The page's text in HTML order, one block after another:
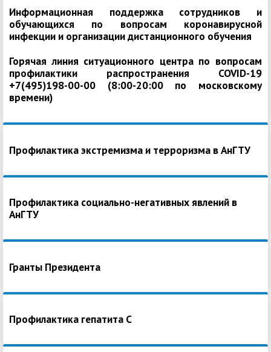
Информационная поддержка сотрудников и
обучающихся по вопросам коронавирусной
инфекции и организации дистанционного обучения
Горячая линия ситуационного центра по вопросам
профилактики распространения COVID-19
+7(495)198-00-00 (8:00-20:00 по московскому
времени)
Профилактика экстремизма и терроризма в АнГТУ
Профилактика социально-негативных явлений в
АнГТУ
Гранты Президента
Профилактика гепатита С